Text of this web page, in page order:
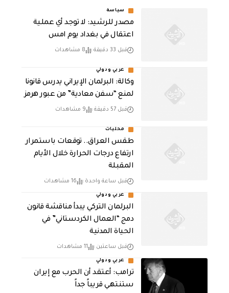
سياسة
مصدر للرشيد: لا توجد أي عملية
اعتقال في بغداد يوم امس
قبل 33 دقيقة 8 مشاهدات
عربي ودولي
وكالة: البرلمان الإيراني يدرس قانونا
لمنع “سفن معادية” من عبور هرمز
قبل 57 دقيقة 9 مشاهدات
محليات
طقس العراق.. توقعات باستمرار
ارتفاع درجات الحرارة خلال الأيام
المقبلة
قبل ساعة واحدة 16 مشاهدات
عربي ودولي
البرلمان التركي يبدأ مناقشة قانون
دمج “العمال الكردستاني” في
الحياة المدنية
قبل ساعتين 11 مشاهدات
عربي ودولي
‏ترامب: أعتقد أن الحرب مع إيران
ستنتهي قريباً جداً